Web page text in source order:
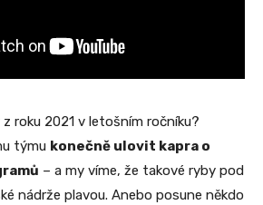
roku 2021 v letošním ročníku?
týmu konečně ulovit kapra o
– a my víme, že takové ryby pod
nádrže plavou. Anebo posune někdo